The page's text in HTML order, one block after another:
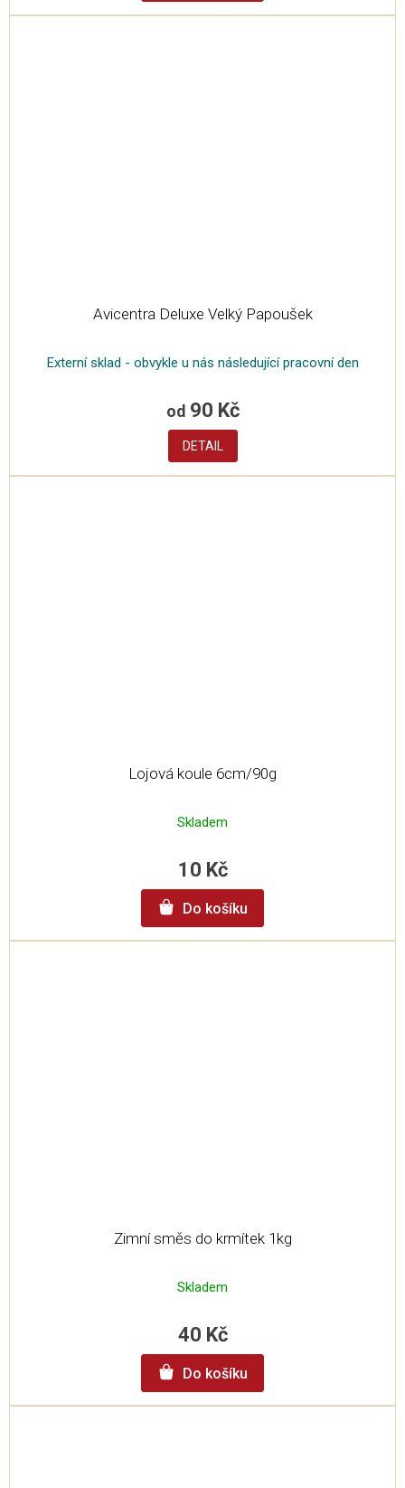
Avicentra Deluxe Velký Papoušek
Externí sklad - obvykle u nás následující pracovní den
od90 Kč
DETAIL
Lojová koule 6cm/90g
Skladem
10 Kč
Do košíku
Zimní směs do krmítek 1kg
Skladem
40 Kč
Do košíku